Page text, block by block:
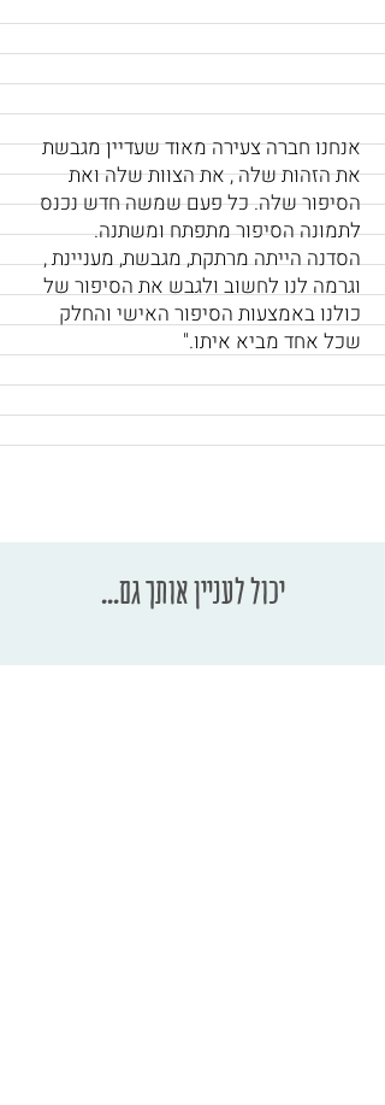
אנחנו חברה צעירה מאוד שעדיין מגבשת
את הזהות שלה , את הצוות שלה ואת
הסיפור שלה. כל פעם שמשה חדש נכנס
לתמונה הסיפור מתפתח ומשתנה.
הסדנה הייתה מרתקת, מגבשת, מעניינת ,
וגרמה לנו לחשוב ולגבש את הסיפור של
כולנו באמצעות הסיפור האישי והחלק
שכל אחד מביא איתו."
יכול לעניין אותך גם...